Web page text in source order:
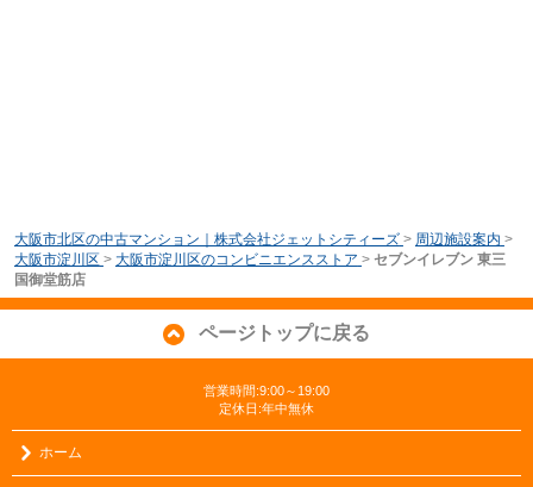
大阪市北区の中古マンション｜株式会社ジェットシティーズ > 周辺施設案内 >
大阪市淀川区 > 大阪市淀川区のコンビニエンスストア > セブンイレブン 東三
国御堂筋店
ページトップに戻る
営業時間:9:00～19:00
定休日:年中無休
ホーム